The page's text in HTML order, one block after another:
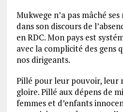
Mukwege n’a pas mâché
dans son discours de
en RDC. Mon pays est
avec la complicité des gens
nos dirigeants.
Pillé pour leur pouvoir, leur
gloire. Pillé aux dépens de
femmes et d’enfants